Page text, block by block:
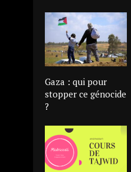
Gaza : qui pour
stopper ce génocide
?